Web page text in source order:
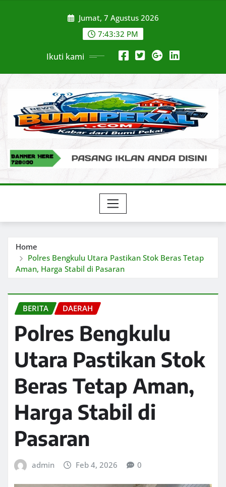
Jumat, 7 Agustus 2026
7:43:33 PM
Ikuti kami
Home
Polres Bengkulu Utara Pastikan Stok Beras Tetap
Aman, Harga Stabil di Pasaran
BERITA DAERAH
Polres Bengkulu
Utara Pastikan Stok
Beras Tetap Aman,
Harga Stabil di
Pasaran
admin Feb 4, 2026 0